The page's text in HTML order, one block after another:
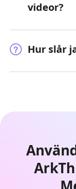
videor?
Hur slår